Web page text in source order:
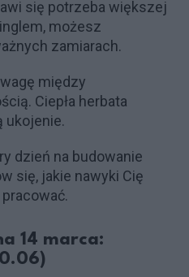
się potrzeba większej
możesz
zamiarach.
między
Ciepła herbata
ukojenie.
dzień na budowanie
się, jakie nawyki Cię
14 marca: